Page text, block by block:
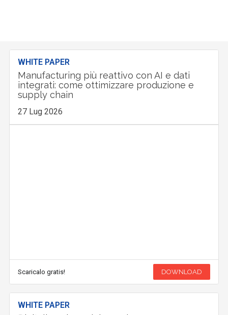
WHITE PAPER
Manufacturing più reattivo con AI e dati
integrati: come ottimizzare produzione e
supply chain
27 Lug 2026
Scaricalo gratis! DOWNLOAD
WHITE PAPER